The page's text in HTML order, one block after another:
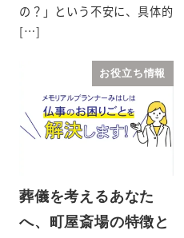
の？」という不安に、具体的
[…]
お役立ち情報
葬儀を考えるあなた
へ、町屋斎場の特徴と